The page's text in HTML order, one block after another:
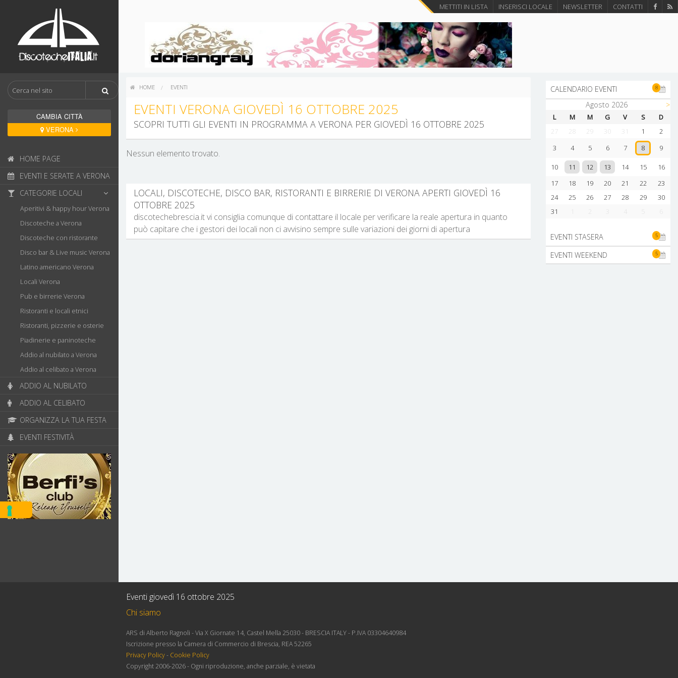
CAMBIA CITTÀ
VERONA
HOME PAGE
EVENTI E SERATE A VERONA
CATEGORIE LOCALI
Aperitivi & happy hour Verona
Discoteche a Verona
Discoteche con ristorante
Disco bar & Live music Verona
Latino americano Verona
Locali Verona
Pub e birrerie Verona
Ristoranti e locali etnici
Ristoranti, pizzerie e osterie
Piadinerie e paninoteche
Addio al nubilato a Verona
Addio al celibato a Verona
ADDIO AL NUBILATO
ADDIO AL CELIBATO
ORGANIZZA LA TUA FESTA
EVENTI FESTIVITÀ
METTITI IN LISTA INSERISCI LOCALE NEWSLETTER CONTATTI
HOME EVENTI
EVENTI VERONA GIOVEDÌ 16 OTTOBRE 2025
SCOPRI TUTTI GLI EVENTI IN PROGRAMMA A VERONA PER GIOVEDÌ 16 OTTOBRE 2025
Nessun elemento trovato.
LOCALI, DISCOTECHE, DISCO BAR, RISTORANTI E BIRRERIE DI VERONA APERTI GIOVEDÌ 16
OTTOBRE 2025
discotechebrescia.it vi consiglia comunque di contattare il locale per verificare la reale apertura in quanto
può capitare che i gestori dei locali non ci avvisino sempre sulle variazioni dei giorni di apertura
CALENDARIO EVENTI 8
Agosto 2026 >
L M M G V S
D
27
28 29 30 31 1
2
3
4 5 6 7 8 9
10 11 12 13 14 15
16
17
18 19 20 21 22
23
24
25 26 27 28 29
30
31
EVENTI STASERA 5
EVENTI WEEKEND 5
Eventi giovedì 16 ottobre 2025
Chi siamo
ARS di Alberto Ragnoli - Via X Giornate 14, Castel Mella 25030 - BRESCIA ITALY - P.IVA 03304640984
Iscrizione presso la Camera di Commercio di Brescia, REA 52265
Privacy Policy- Cookie Policy
Copyright 2006-2026 - Ogni riproduzione, anche parziale, è vietata